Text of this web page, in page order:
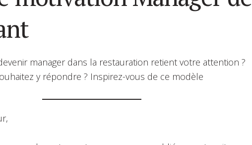
manager dans la restauration retient votre attention ?
y répondre ? Inspirez-vous de ce modèle